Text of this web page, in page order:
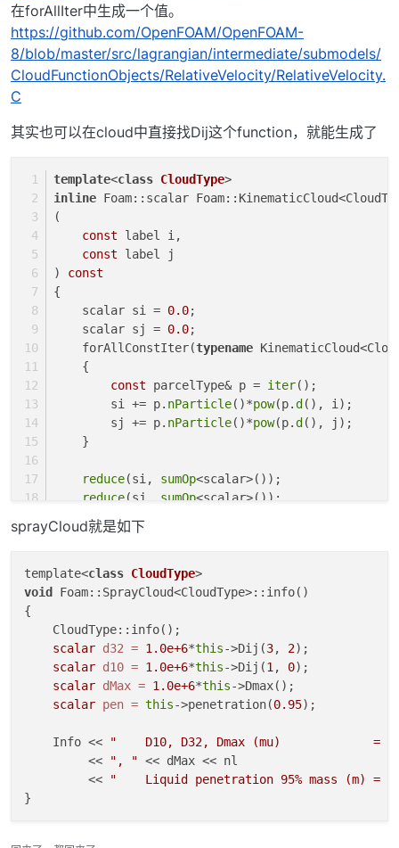
在forAllIter中生成一个值。
https://github.com/OpenFOAM/OpenFOAM-
8/blob/master/src/lagrangian/intermediate/submodels/
CloudFunctionObjects/RelativeVelocity/RelativeVelocity.
C
其实也可以在cloud中直接找Dij这个function，就能生成了
template<class CloudType>
inline Foam::scalar
(
const label i,
const label j
) const
{
    scalar si =
0.0;
    scalar sj =
0.0;
    forAllConstIter(
typename
    {
const parcelType& p = iter();
        si += p.
nParticle()*pow(p.d (), i);
        sj += p.
nParticle()*pow(p.d (), j);
    }
reduce(si, sumOp<scalar>());
reduce(sj, sumOp<scalar>());
    sj =
max(sj, vSmall);
}
template<class CloudType
inline Foam::scalar
{
    scalar d = -great;
    forAllConstIter(
typename
const parcelType& p = iter
        d =
max (d, p.d());
    }
sprayCloud就是如下
template<class CloudType
void
Foam::SprayCloud<CloudType>::info()
{
    CloudType::info();
scalar d32 = 1.0e+6*this->Dij(3, 2);
scalar d10 = 1.0e+6*this->Dij(1, 0);
scalar dMax = 1.0e+6*this->Dmax();
scalar pen = this->penetration(0.95);
    Info <<
"    D10, D32, Dmax (mu)             = "
         <<
", " << dMax << nl
         <<
"    Liquid penetration 95% mass (m) = "